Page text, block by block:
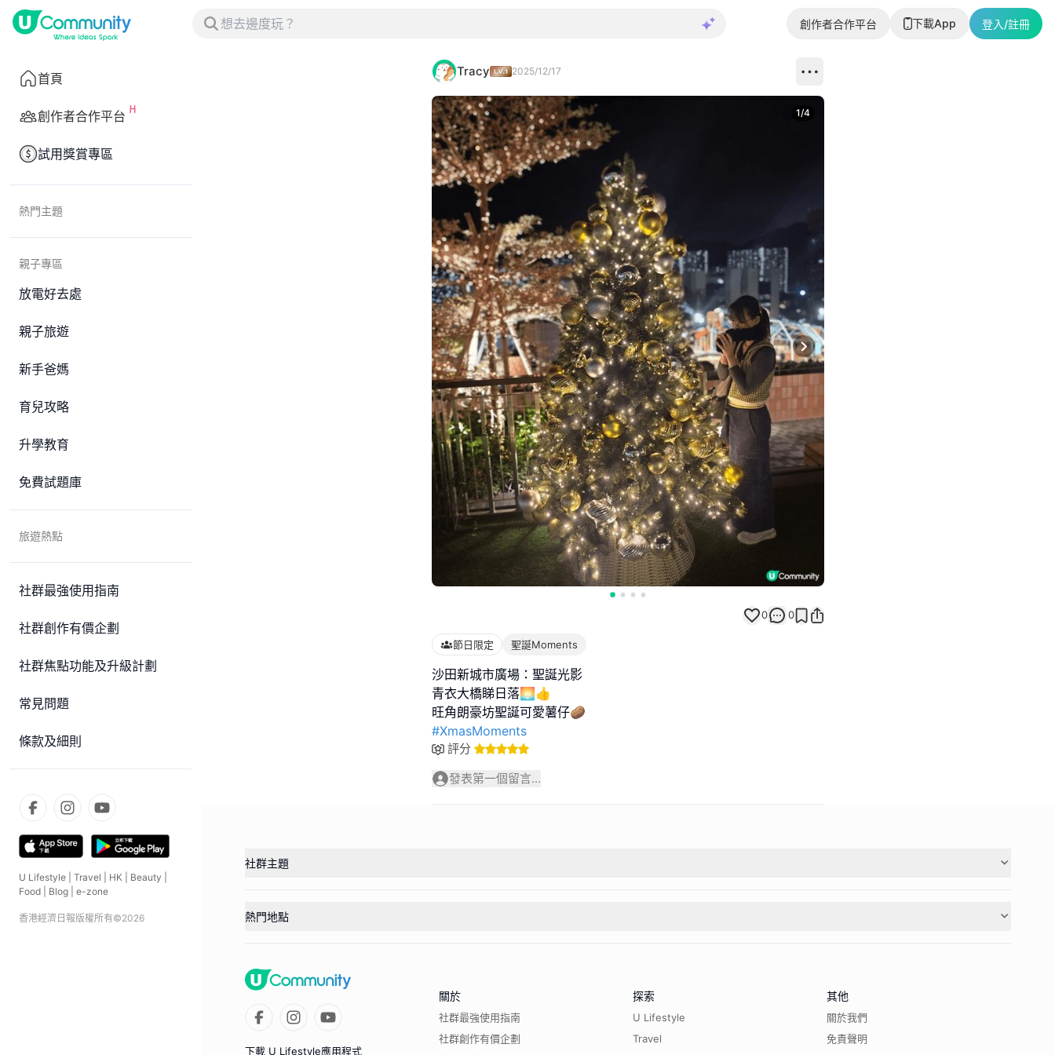
創作者合作平台 下載App 登入/註冊
首頁
創作者合作平台
試用獎賞專區
熱門主題
親子專區
放電好去處
親子旅遊
新手爸媽
育兒攻略
升學教育
免費試題庫
旅遊熱點
社群最強使用指南
社群創作有價企劃
社群焦點功能及升級計劃
常見問題
條款及細則
U Lifestyle Travel HK Beauty
Food
Blog e-zone
香港經濟日報版權所有©2026
Tracy 2025/12/17
Next slide
1/4
0 0
節日限定 聖誕Moments
沙田新城市廣場：聖誕光影
青衣大橋睇日落🌅👍
#XmasMoments
評分
發表第一個留言...
社群主題
熱門地點
下載 U Lifestyle應用程式
關於
社群最強使用指南
社群創作有價企劃
探索
U Lifestyle
Travel
其他
關於我們
免責聲明